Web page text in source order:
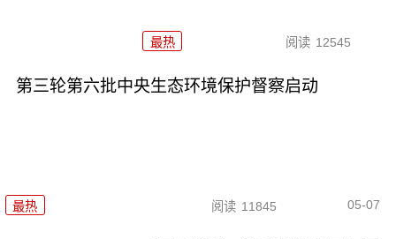
最热 阅读 12545
第三轮第六批中央生态环境保护督察启动
最热 阅读 11845 05-07